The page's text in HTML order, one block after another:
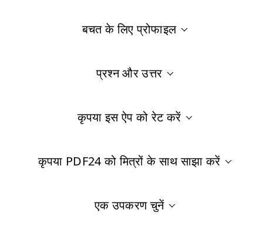
बचत के लिए प्रोफाइल
प्रश्न और उत्तर
कृपया इस ऐप को रेट करें
कृपया PDF24 को मित्रों के साथ साझा करें
एक उपकरण चुनें